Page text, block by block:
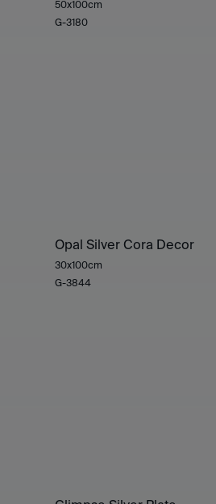
50x100cm
G-3180
Opal Silver Cora Decor
30x100cm
G-3844